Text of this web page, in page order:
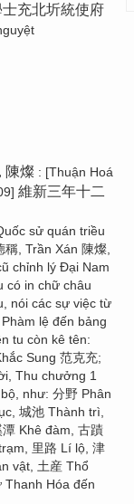
充北圻統使府
陳燦 : [Thuận Hoá
維新三年十二
sử quán triều
, Trần Xán 陳燦,
chỉnh lý Đại Nam
có in chữ châu
nói các sự việc từ
lệ đến bảng
tu còn kê tên:
Sung 范克充;
Thu chưởng 1
như: 分野 Phân
城池 Thành trì,
Khê đàm, 古蹟
里路 Lí lộ, 津
vật, 土産 Thổ
Thanh Hóa đến